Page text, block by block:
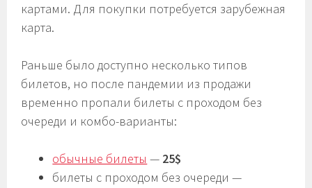
картами. Для покупки потребуется зарубежная
карта.
Раньше было доступно несколько типов
билетов, но после пандемии из продажи
временно пропали билеты с проходом без
очереди и комбо-варианты:
обычные билеты — 25$
билеты с проходом без очереди —